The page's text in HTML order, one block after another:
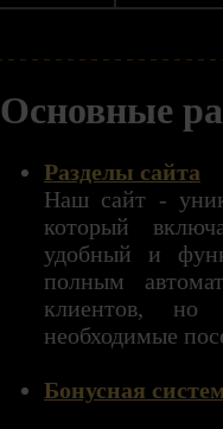
Основные
Разделы сайта
Наш сайт -
который
удобный и
полным
клиентов,
необходимые
Бонусная